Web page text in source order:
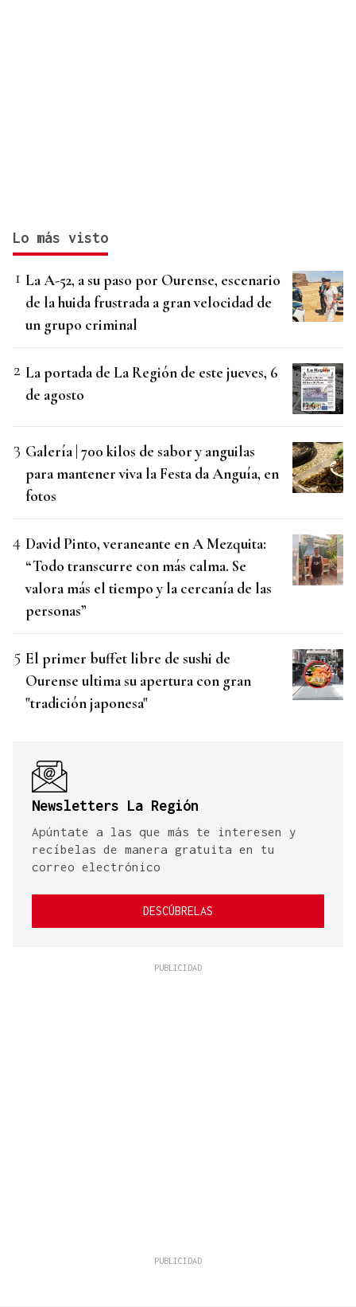
Lo más visto
La A-52, a su paso por Ourense, escenario
de la huida frustrada a gran velocidad de
un grupo criminal
La portada de La Región de este jueves, 6
de agosto
Galería | 700 kilos de sabor y anguilas
para mantener viva la Festa da Anguía, en
fotos
David Pinto, veraneante en A Mezquita:
“Todo transcurre con más calma. Se
valora más el tiempo y la cercanía de las
personas”
El primer buffet libre de sushi de
Ourense ultima su apertura con gran
"tradición japonesa"
Newsletters La Región
Apúntate a las que más te interesen y
recíbelas de manera gratuita en tu
correo electrónico
DESCÚBRELAS